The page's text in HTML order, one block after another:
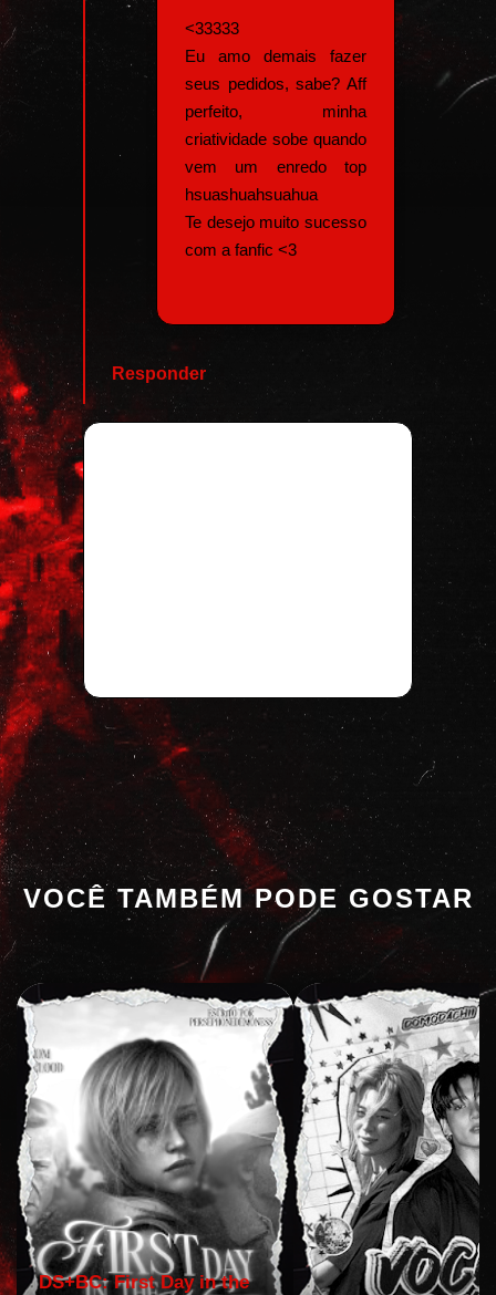
<33333
Eu amo demais fazer
seus pedidos, sabe? Aff
perfeito, minha
criatividade sobe quando
vem um enredo top
hsuashuahsuahua
Te desejo muito sucesso
com a fanfic <3
Responder
VOCÊ TAMBÉM PODE GOSTAR
DS+BC: First Day in the